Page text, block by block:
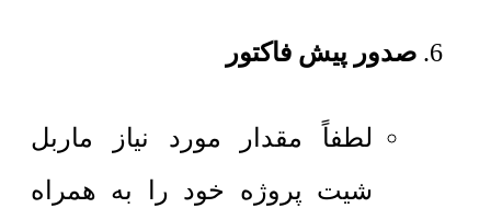
صدور پیش فاکتور
لطفاً مقدار مورد نیاز ماربل
شیت پروژه خود را به همراه